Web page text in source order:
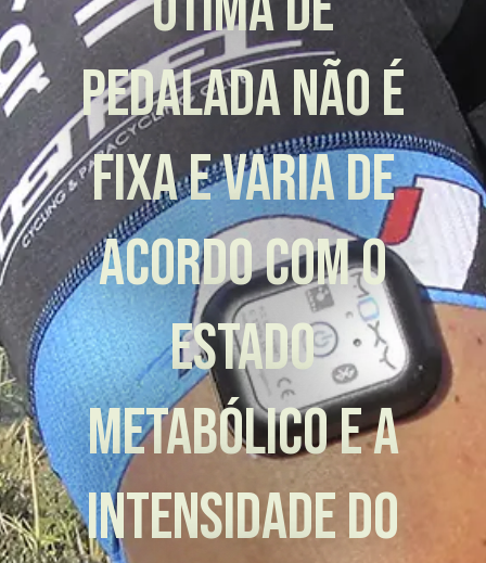
pedalada não é
fixa e varia de
acordo com o
estado
metabólico e a
intensidade do